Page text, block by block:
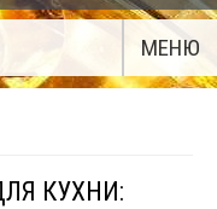
МЕНЮ
КУХНИ: